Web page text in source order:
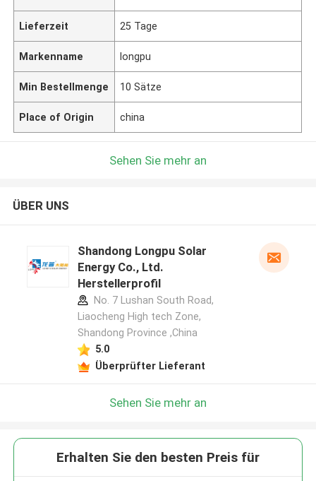
Lieferzeit 25 Tage
Markenname longpu
Min Bestellmenge 10 Sätze
Place of Origin china
Sehen Sie mehr an
ÜBER UNS
Shandong Longpu Solar
Energy Co., Ltd.
Herstellerprofil
No. 7 Lushan South Road,
Liaocheng High tech Zone,
Shandong Province ,China
5.0
Überprüfter Lieferant
Sehen Sie mehr an
Erhalten Sie den besten Preis für